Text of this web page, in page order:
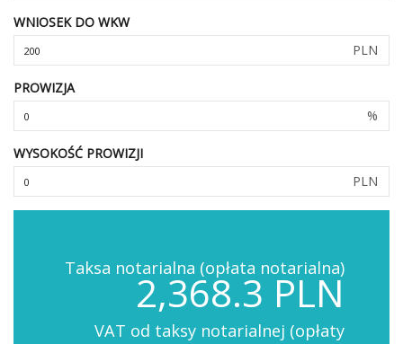
WNIOSEK DO WKW
PLN
PROWIZJA
%
WYSOKOŚĆ PROWIZJI
PLN
Taksa notarialna (opłata notarialna)
2,368.3 PLN
VAT od taksy notarialnej (opłaty